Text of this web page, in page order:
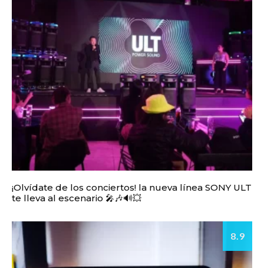
¡Olvídate de los conciertos! la nueva línea SONY ULT
te lleva al escenario 🎤🎶🔊💥
8.9